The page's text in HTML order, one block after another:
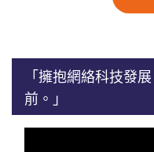
「擁抱網絡科技發
前。」